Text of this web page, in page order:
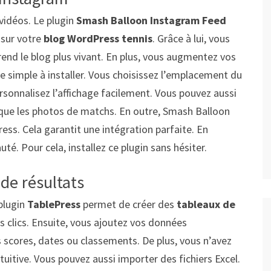
Le plugin Smash Balloon Instagram Feed
votre blog WordPress tennis. Grâce à lui, vous
le blog plus vivant. En plus, vous augmentez vos
simple à installer. Vous choisissez l’emplacement du
l’affichage facilement. Vous pouvez aussi
les photos de matchs. En outre, Smash Balloon
Cela garantit une intégration parfaite. En
Pour cela, installez ce plugin sans hésiter.
résultats
TablePress permet de créer des tableaux de
clics. Ensuite, vous ajoutez vos données
dates ou classements. De plus, vous n’avez
Vous pouvez aussi importer des fichiers Excel.